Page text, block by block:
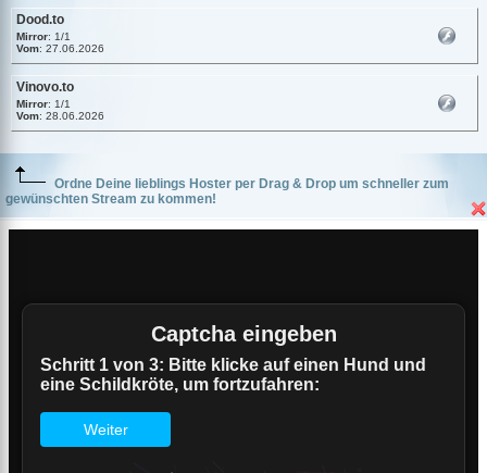
Dood.to
Mirror: 1/1
Vom: 27.06.2026
Vinovo.to
Mirror: 1/1
Vom: 28.06.2026
Ordne Deine lieblings Hoster per Drag & Drop um schneller zum
gewünschten Stream zu kommen!